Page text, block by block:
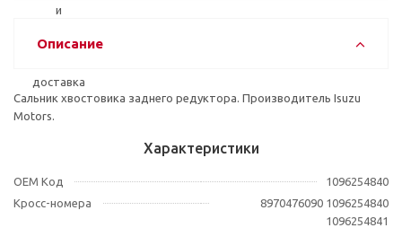
Описание
Сальник хвостовика заднего редуктора. Производитель Isuzu
Motors.
Характеристики
OEM Код
1096254840
Кросс-номера
8970476090 1096254840
1096254841